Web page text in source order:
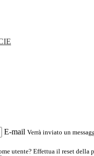
E-mail Verrà inviato un
utente? Effettua il reset della